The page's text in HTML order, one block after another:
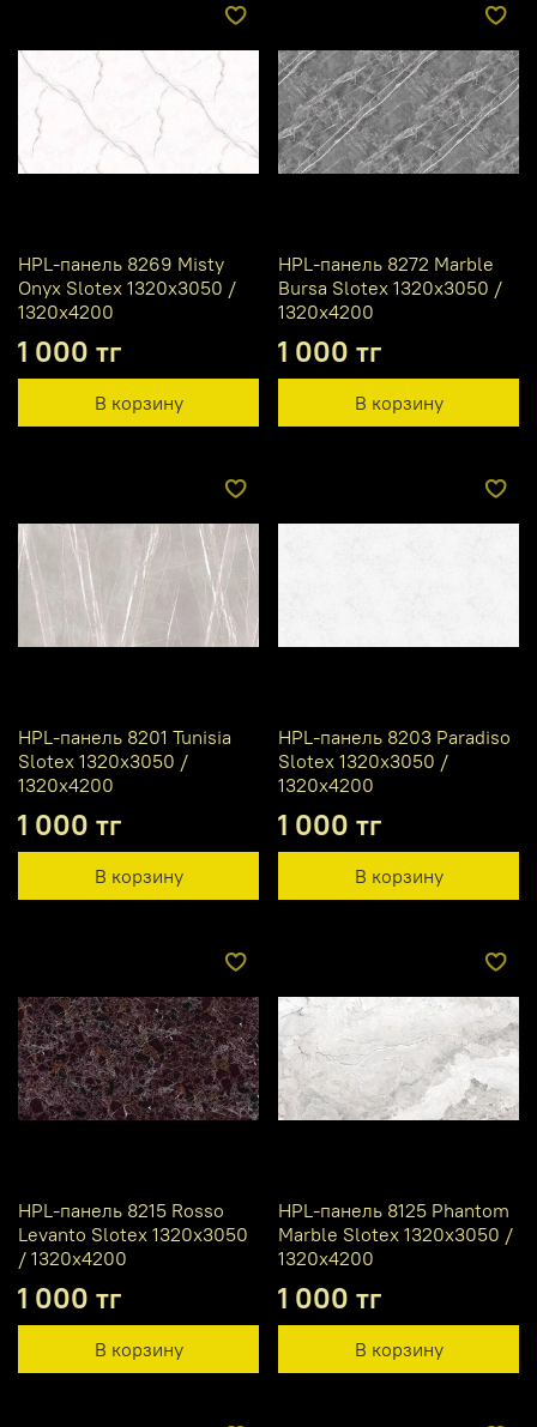
HPL-панель 8269 Misty
Onyx Slotex 1320х3050 /
1320х4200
1 000 тг
В корзину
HPL-панель 8272 Marble
Bursa Slotex 1320х3050 /
1320х4200
1 000 тг
В корзину
HPL-панель 8201 Tunisia
Slotex 1320х3050 /
1320х4200
1 000 тг
В корзину
HPL-панель 8203 Paradiso
Slotex 1320х3050 /
1320х4200
1 000 тг
В корзину
HPL-панель 8215 Rosso
Levanto Slotex 1320х3050
/ 1320х4200
1 000 тг
В корзину
HPL-панель 8125 Phantom
Marble Slotex 1320х3050 /
1320х4200
1 000 тг
В корзину